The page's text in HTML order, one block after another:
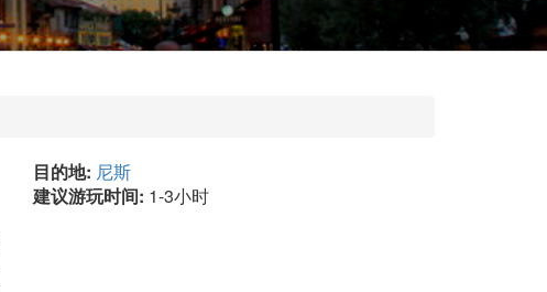
目的地: 尼斯
建议游玩时间: 1-3小时